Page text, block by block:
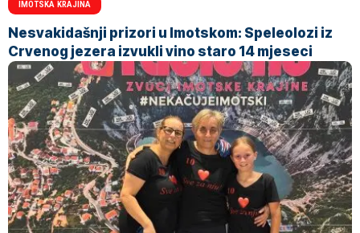
IMOTSKA KRAJINA
Nesvakidašnji prizori u Imotskom: Speleolozi iz
Crvenog jezera izvukli vino staro 14 mjeseci